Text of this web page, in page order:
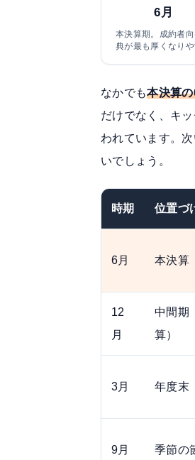
6月
本決算期。成約者
典が最も厚くなり
なかでも本決算
だけでなく、キ
われています。
いでしょう。
時期 位置づ
6月 本決算
12
月
中間期
算）
3月 年度末
9月 季節の